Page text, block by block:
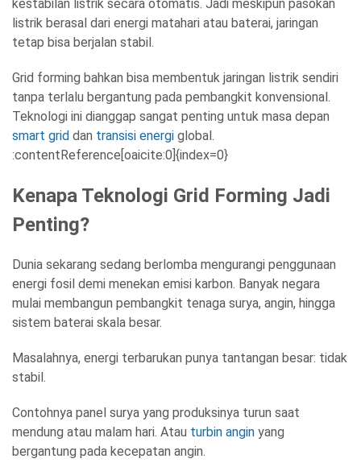
kestabilan listrik secara otomatis. Jadi meskipun pasokan
listrik berasal dari energi matahari atau baterai, jaringan
tetap bisa berjalan stabil.
Grid forming bahkan bisa membentuk jaringan listrik sendiri
tanpa terlalu bergantung pada pembangkit konvensional.
Teknologi ini dianggap sangat penting untuk masa depan
smart grid dan transisi energi global.
:contentReference[oaicite:0]{index=0}
Kenapa Teknologi Grid Forming Jadi
Penting?
Dunia sekarang sedang berlomba mengurangi penggunaan
energi fosil demi menekan emisi karbon. Banyak negara
mulai membangun pembangkit tenaga surya, angin, hingga
sistem baterai skala besar.
Masalahnya, energi terbarukan punya tantangan besar: tidak
stabil.
Contohnya panel surya yang produksinya turun saat
mendung atau malam hari. Atau turbin angin yang
bergantung pada kecepatan angin.